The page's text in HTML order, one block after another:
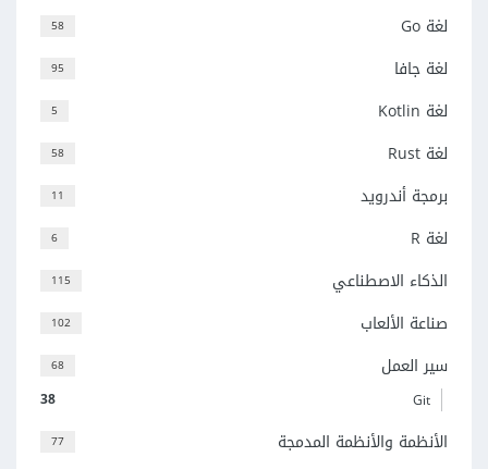
58 لغة Go
95 لغة جافا
5 لغة Kotlin
58 لغة Rust
11 برمجة أندرويد
6 لغة R
115 الذكاء الاصطناعي
102 صناعة الألعاب
68 سير العمل
38 Git
77
الأنظمة والأنظمة المدمجة